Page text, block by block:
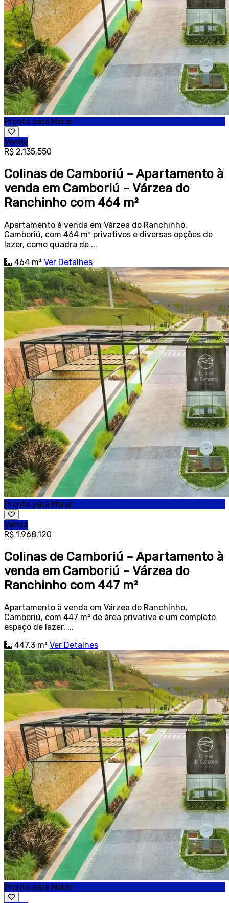
Pronto para Morar
Venda
R$ 2.135.550
Colinas de Camboriú – Apartamento à
venda em Camboriú – Várzea do
Ranchinho com 464 m²
Apartamento à venda em Várzea do Ranchinho,
Camboriú, com 464 m² privativos e diversas opções de
lazer, como quadra de ...
464 m² Ver Detalhes
Pronto para Morar
Venda
R$ 1.968.120
Colinas de Camboriú – Apartamento à
venda em Camboriú – Várzea do
Ranchinho com 447 m²
Apartamento à venda em Várzea do Ranchinho,
Camboriú, com 447 m² de área privativa e um completo
espaço de lazer, ...
447.3 m² Ver Detalhes
Pronto para Morar